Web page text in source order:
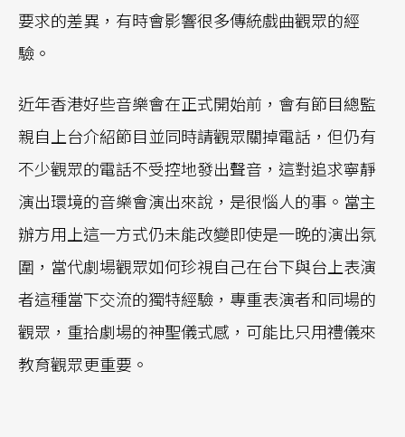
要求的差異，有時會影響很多傳統戲曲觀眾的經
驗。
近年香港好些音樂會在正式開始前，會有節目總監
親自上台介紹節目並同時請觀眾關掉電話，但仍有
不少觀眾的電話不受控地發出聲音，這對追求寧靜
演出環境的音樂會演出來說，是很惱人的事。當主
辦方用上這一方式仍未能改變即使是一晚的演出氛
圍，當代劇場觀眾如何珍視自己在台下與台上表演
者這種當下交流的獨特經驗，專重表演者和同場的
觀眾，重拾劇場的神聖儀式感，可能比只用禮儀來
教育觀眾更重要。